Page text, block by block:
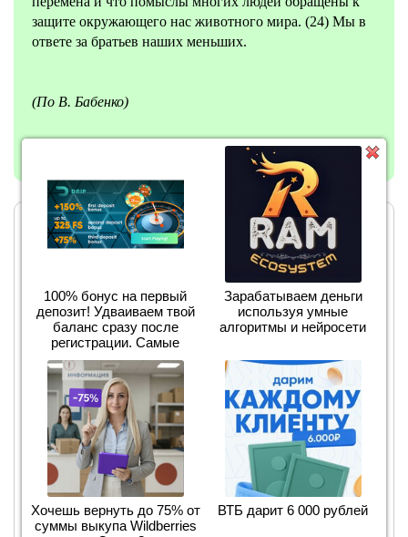
100% бонус на первый
депозит! Удваиваем твой
баланс сразу после
регистрации. Самые
дающие автоматы этого
года доступны по ссылке.
Зарабатываем деньги
используя умные
алгоритмы и нейросети
Хочешь вернуть до 75% от
суммы выкупа Wildberries
ВТБ дарит 6 000 рублей
защите окружающего нас животного мира. (24) Мы в
ответе за братьев наших меньших.
(По В. Бабенко)
Большинство считает человека высшей ступенью
эволюции. Но действительно ли наше поведение
подтверждает эту точку зрения. По праву высшего
интелекта, мы могли бы быть истинными хозяевами
Земли. Но все предыдущие века люди показали себя
ворами на этой планете, которые пришли на время,
видно и на примере упар.
Эти загадочные и для сегоднешних биологов птицы
по вине людской ненасытности и желания легким
способом избавиться от болезней оказались на грани
полного вымирания. Не смотря на их
труднодоступность, они живут и летают на высоте
свыше 5 тысяч метров возле скалистых гребней,
бегают они по ним так быстро, что еще никому не